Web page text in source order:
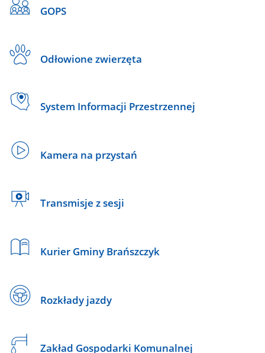
GOPS
Odłowione zwierzęta
System Informacji Przestrzennej
Kamera na przystań
Transmisje z sesji
Kurier Gminy Brańszczyk
Rozkłady jazdy
Zakład Gospodarki Komunalnej